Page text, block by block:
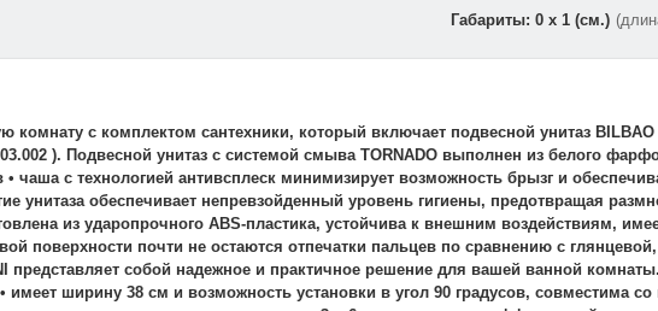
Габариты: 0 x 1 (см.)
комнату с комплектом сантехники, который включает подвесной унитаз
). Подвесной унитаз с системой смыва TORNADO выполнен из белого
чаша с технологией антивсплеск минимизирует возможность брызг и
унитаза обеспечивает непревзойденный уровень гигиены, предотвращая
из ударопрочного ABS-пластика, устойчива к внешним воздействиям,
поверхности почти не остаются отпечатки пальцев по сравнению с
представляет собой надежное и практичное решение для вашей ванной
имеет ширину 38 см и возможность установки в угол 90 градусов, совместима